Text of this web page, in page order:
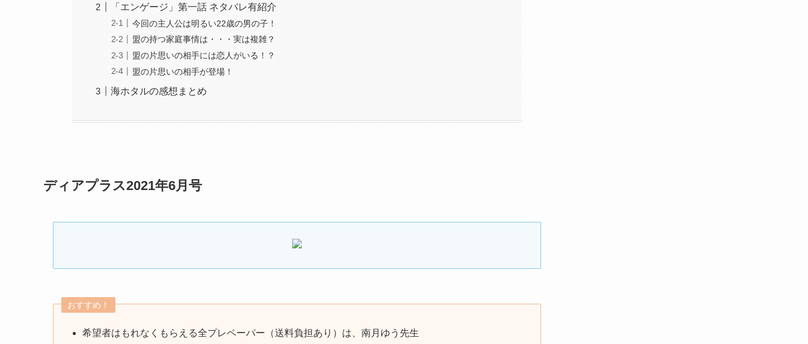
「エンゲージ」第一話 ネタバレ有紹介
今回の主人公は明るい22歳の男の子！
盟の持つ家庭事情は・・・実は複雑？
盟の片思いの相手には恋人がいる！？
盟の片思いの相手が登場！
海ホタルの感想まとめ
ディアプラス2021年6月号
おすすめ！
希望者はもれなくもらえる全プレペーパー（送料負担あり）は、南月ゆう先生